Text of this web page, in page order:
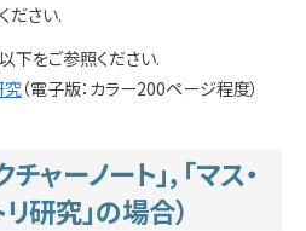
ださい.
下をご参照ください.
究（電子版：カラー200ページ程度）
ャーノート」，「マス・
研究」の場合）